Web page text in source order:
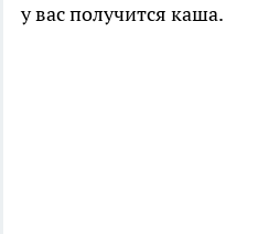
у вас получится каша.